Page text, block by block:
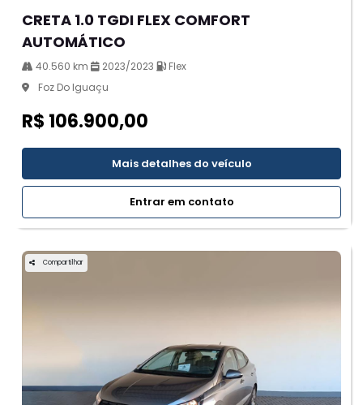
CRETA 1.0 TGDI FLEX COMFORT
AUTOMÁTICO
40.560 km 2023/2023
Flex
Foz Do Iguaçu
R$ 106.900,00
Mais detalhes do veículo
Entrar em contato
Compartilhar